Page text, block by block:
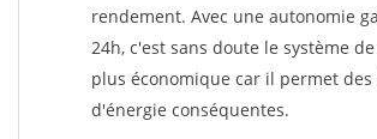
rendement. Avec une autonomie
24h, c'est sans doute le système
plus économique car il permet des
d'énergie conséquentes.